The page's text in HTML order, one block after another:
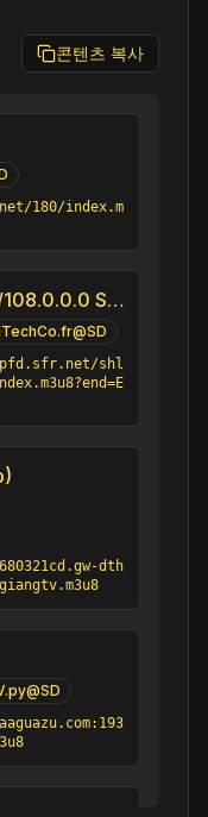
콘텐츠 복사
180/index.m
like Gecko) Chrome/108.0.0.0 Safari/537.36" group-title="News;Science",BFM Tech & Co (1080p)
shl
dth